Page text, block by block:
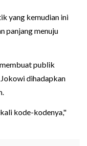
yang kemudian ini
panjang menuju
publik
dihadapkan
kode-kodenya,"